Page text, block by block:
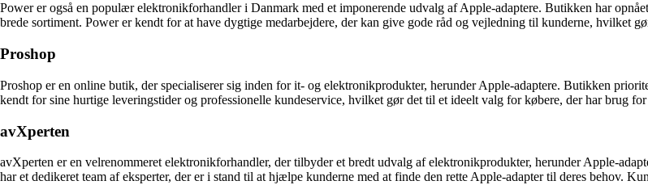
Power er også en populær elektronikforhandler i Danmark med et imponerende udvalg af Apple-adaptere. Butikken har
brede sortiment. Power er kendt for at have dygtige medarbejdere, der kan give gode råd og vejledning til kunderne, hvilket
Proshop
Proshop er en online butik, der specialiserer sig inden for it- og elektronikprodukter, herunder Apple-adaptere. Butikken
kendt for sine hurtige leveringstider og professionelle kundeservice, hvilket gør det til et ideelt valg for købere, der har brug
avXperten
avXperten er en velrenommeret elektronikforhandler, der tilbyder et bredt udvalg af elektronikprodukter, herunder Apple-
har et dedikeret team af eksperter, der er i stand til at hjælpe kunderne med at finde den rette Apple-adapter til deres behov.